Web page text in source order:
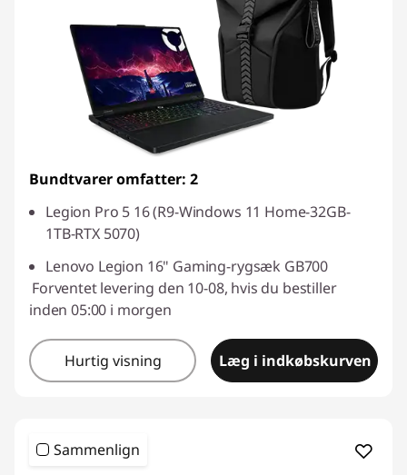
Bundtvarer omfatter: 2
Legion Pro 5 16 (R9-Windows 11 Home-32GB-
1TB-RTX 5070)
Lenovo Legion 16" Gaming-rygsæk GB700
Forventet levering den 10-08, hvis du bestiller
inden 05:00 i morgen
Hurtig visning Læg i indkøbskurven
Sammenlign